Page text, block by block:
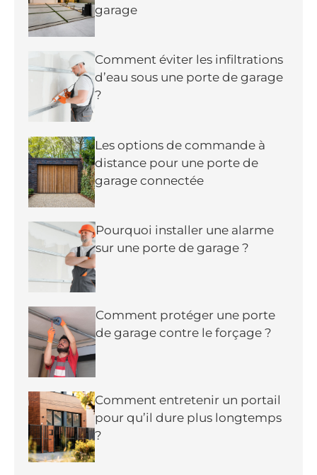
garage
Comment éviter les infiltrations
d’eau sous une porte de garage
?
Les options de commande à
distance pour une porte de
garage connectée
Pourquoi installer une alarme
sur une porte de garage ?
Comment protéger une porte
de garage contre le forçage ?
Comment entretenir un portail
pour qu’il dure plus longtemps
?